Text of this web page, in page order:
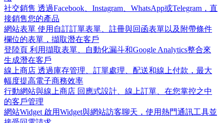
社交銷售 透過Facebook、Instagram、WhatsApp或Telegram，直
接銷售您的產品
網站表單 使用自訂訂單表單、註冊與回函表單以及附帶條件
欄位的表單，擷取潛在客戶
登陸頁 利用擷取表單、自動化漏斗和Google Analytics整合來
生成潛在客戶
線上商店 透過庫存管理、訂單處理、配送和線上付款，最大
幅度提高電子商務效率
行動網站與線上商店 回應式設計、線上訂單、在您掌控之中
的客戶管理
網站Widget 啟用Widget與網站訪客聊天，使用熱門通訊工具並